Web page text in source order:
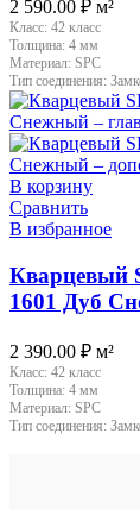
2 590.00 ₽ м²
Класс: 42 класс
Толщина: 4 мм
Материал: SPC
Тип соединения:
В корзину
Сравнить
В избранное
Кварцевый
1601 Дуб
2 390.00 ₽ м²
Класс: 42 класс
Толщина: 4 мм
Материал: SPC
Тип соединения: